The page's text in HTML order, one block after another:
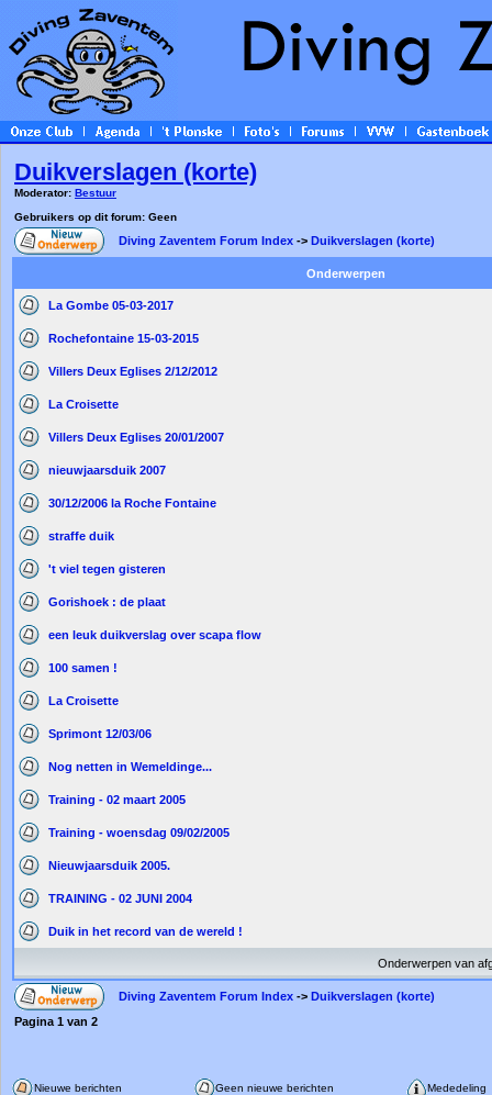
Duikverslagen (korte)
Moderator: Bestuur
Gebruikers op dit forum: Geen
Diving Zaventem Forum Index -> Duikverslagen (korte)
Onderwerpen
La Gombe 05-03-2017
Rochefontaine 15-03-2015
Villers Deux Eglises 2/12/2012
La Croisette
Villers Deux Eglises 20/01/2007
nieuwjaarsduik 2007
30/12/2006 la Roche Fontaine
straffe duik
't viel tegen gisteren
Gorishoek : de plaat
een leuk duikverslag over scapa flow
100 samen !
La Croisette
Sprimont 12/03/06
Nog netten in Wemeldinge...
Training - 02 maart 2005
Training - woensdag 09/02/2005
Nieuwjaarsduik 2005.
TRAINING - 02 JUNI 2004
Duik in het record van de wereld !
Onderwerpen van
Diving Zaventem Forum Index -> Duikverslagen (korte)
Pagina 1 van 2
Nieuwe berichten Geen nieuwe berichten
Mededeling